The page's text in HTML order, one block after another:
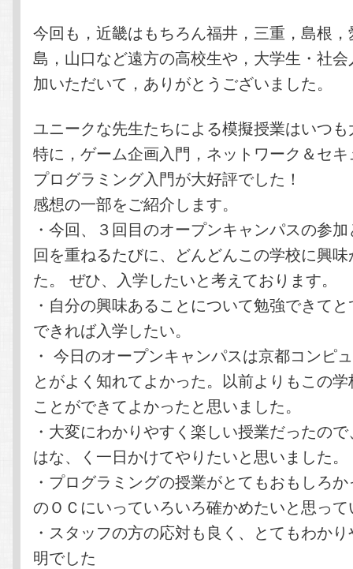
今回も，近畿はもちろん福井，三重，島根
島，山口など遠方の高校生や，大学生・社
加いただいて，ありがとうございました。
ユニークな先生たちによる模擬授業はいつ
特に，ゲーム企画入門，ネットワーク＆セ
プログラミング入門が大好評でした！
感想の一部をご紹介します。
・今回、３回目のオープンキャンパスの参
回を重ねるたびに、どんどんこの学校に興
た。 ぜひ、入学したいと考えております。
・自分の興味あることについて勉強できて
できれば入学したい。
・ 今日のオープンキャンパスは京都コンピ
とがよく知れてよかった。以前よりもこの
ことができてよかったと思いました。
・大変にわかりやすく楽しい授業だったの
はな、く一日かけてやりたいと思いました。
・プログラミングの授業がとてもおもしろ
のＯＣにいっていろいろ確かめたいと思っ
・スタッフの方の応対も良く、とてもわか
明でした